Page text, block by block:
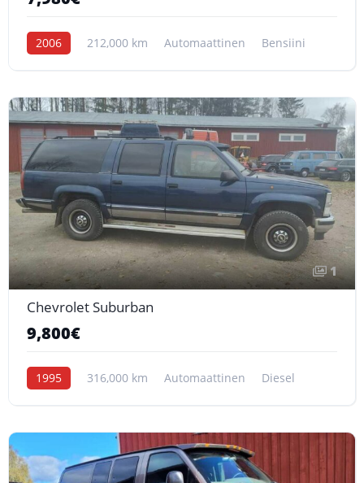
2006 212,000 km Automaattinen Bensiini
1
Chevrolet Suburban
9,800€
1995 316,000 km Automaattinen Diesel